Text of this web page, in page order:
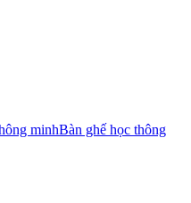
Bàn ghế học thông